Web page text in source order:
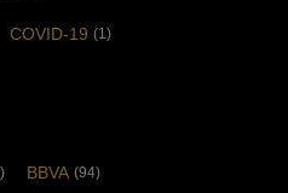
COVID-19 (1)
BBVA (94)